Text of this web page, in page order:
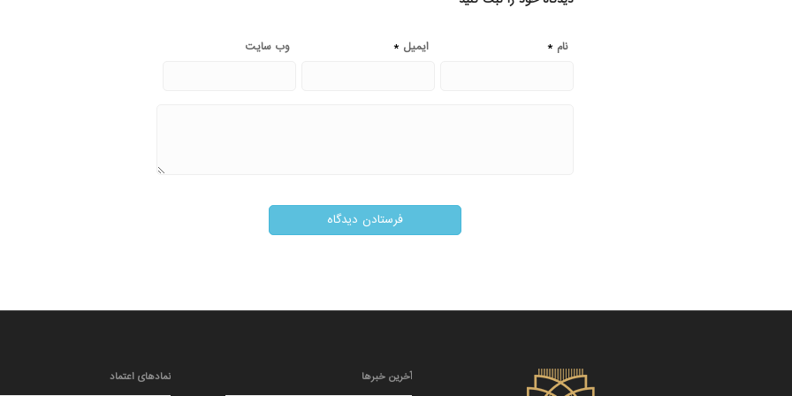
نام * ایمیل * وب‌ سایت
آخرین خبرها نمادهای اعتماد